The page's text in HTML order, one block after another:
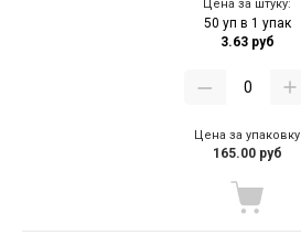
Цена за штуку:
50 уп в 1 упак
3.63 руб
Цена за упаковку
165.00 руб